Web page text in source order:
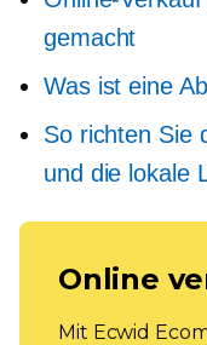
gemacht
Was ist eine
So richten Sie
und die lokale
Online
Mit Ecwid